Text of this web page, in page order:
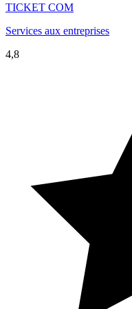
TICKET COM
Services aux entreprises
4,8